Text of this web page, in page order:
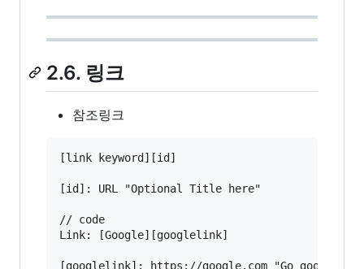
2.6. 링크
참조링크
[link keyword][id]
[id]: URL "Optional Title here"
// code
Link: [Google][googlelink]